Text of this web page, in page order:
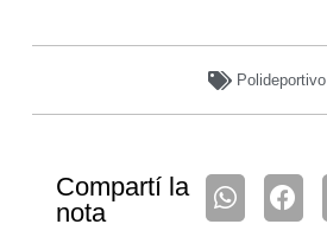
Polideportivo
Compartí la
nota